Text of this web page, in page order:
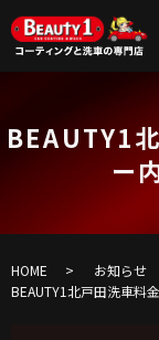
BEAUTY1
ー
HOME
お知らせ
BEAUTY1北戸田洗車料